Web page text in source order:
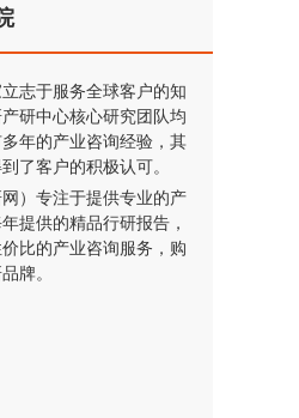
志于服务全球客户的知
研中心核心研究团队均
年的产业咨询经验，其
了客户的积极认可。
）专注于提供专业的产
提供的精品行研报告，
比的产业咨询服务，购
牌。